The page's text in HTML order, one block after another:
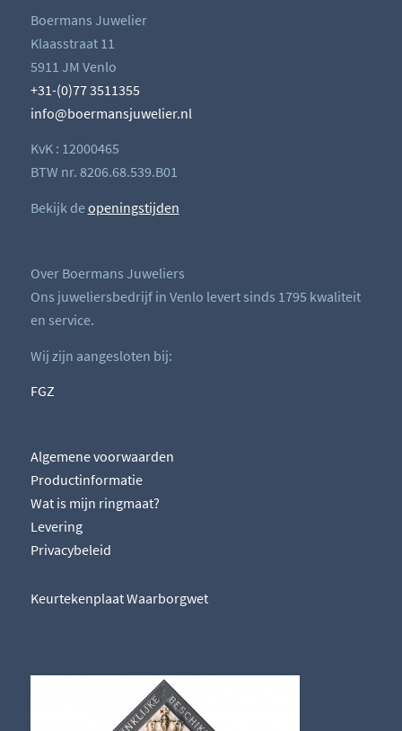
Boermans Juwelier
Klaasstraat 11
5911 JM Venlo
+31-(0)77 3511355
info@boermansjuwelier.nl
KvK : 12000465
BTW nr. 8206.68.539.B01
Bekijk deopeningstijden
Over Boermans Juweliers
Ons juweliersbedrijf in Venlo levert sinds 1795 kwaliteit
en service.
Wij zijn aangesloten bij:
FGZ
Algemene voorwaarden
Productinformatie
Wat is mijn ringmaat?
Levering
Privacybeleid
Keurtekenplaat Waarborgwet